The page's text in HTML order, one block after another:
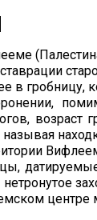
в гробницу,
возраст
нетронутое
центре